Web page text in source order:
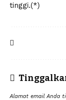
tinggi.(*)
Alamat email Anda